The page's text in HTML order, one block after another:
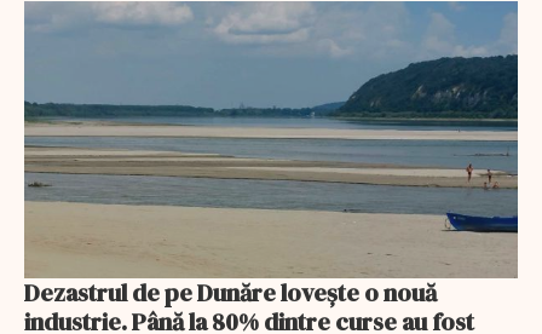
Dezastrul de pe Dunăre lovește o nouă
industrie. Până la 80% dintre curse au fost